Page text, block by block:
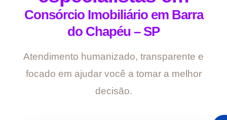
Consórcio Imobiliário em Barra
do Chapéu – SP
Atendimento humanizado, transparente e
focado em ajudar você a tomar a melhor
decisão.